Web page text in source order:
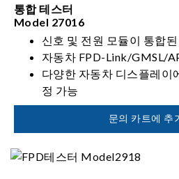
통합 테스터
Model 27016
신호 및 전원 모듈이 통합
자동차 FPD-Link/GMSL/
다양한 자동차 디스플레이
정 가능
고속 전원 과도 준수
compliance) 테스트문의 카트에 추